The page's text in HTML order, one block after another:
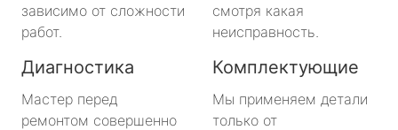
зависимо от сложности
работ.
смотря какая
неисправность.
Диагностика
Мастер перед
ремонтом совершенно
Комплектующие
Мы применяем детали
только от